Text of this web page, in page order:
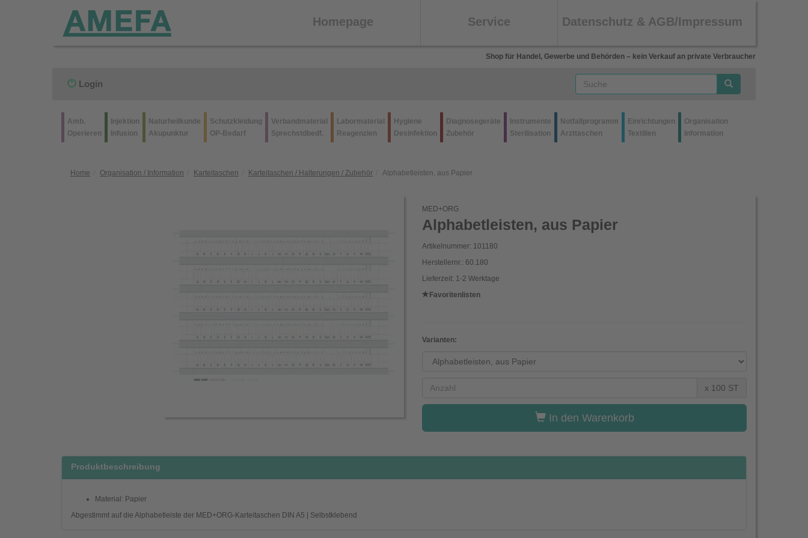
Homepage Service Datenschutz & AGB/Impressum
Shop für Handel, Gewerbe und Behörden – kein Verkauf an private Verbraucher
Login
Amb.
Operieren
Injektion
Infusion
Naturheilkunde
Akupunktur
Schutzkleidung
OP-Bedarf
Verbandmaterial
Sprechstdbedf.
Labormaterial
Reagenzien
Hygiene
Desinfektion
Diagnosegeräte
Zubehör
Instrumente
Sterilisation
Notfallprogramm
Arzttaschen
Einrichtungen
Textilien
Organisation
Information
Home Organisation / Information Karteitaschen Karteitaschen / Halterungen / Zubehör Alphabetleisten, aus Papier
MED+ORG
Alphabetleisten, aus Papier
Artikelnummer: 101180
Herstellernr.: 60.180
Lieferzeit: 1-2 Werktage
Favoritenlisten
Varianten:
x 100 ST
In den Warenkorb
Produktbeschreibung
Material: Papier
Abgestimmt auf die Alphabetleiste der MED+ORG-Karteitaschen DIN A5 | Selbstklebend